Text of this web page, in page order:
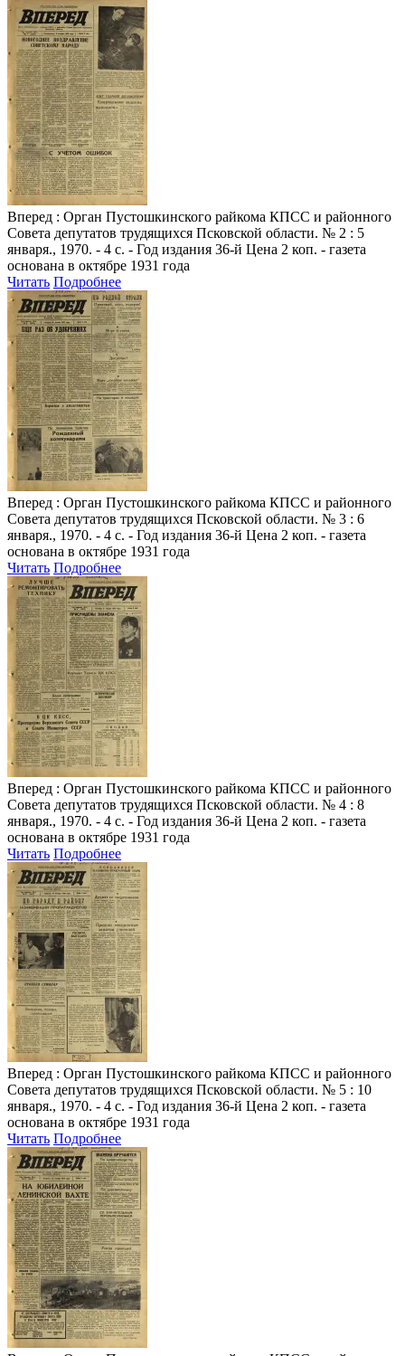
Вперед : Орган Пустошкинского райкома КПСС и районного
Совета депутатов трудящихся Псковской области. № 2 : 5
января., 1970. - 4 с. - Год издания 36-й Цена 2 коп. - газета
основана в октябре 1931 года
Читать Подробнее
Вперед : Орган Пустошкинского райкома КПСС и районного
Совета депутатов трудящихся Псковской области. № 3 : 6
января., 1970. - 4 с. - Год издания 36-й Цена 2 коп. - газета
основана в октябре 1931 года
Читать Подробнее
Вперед : Орган Пустошкинского райкома КПСС и районного
Совета депутатов трудящихся Псковской области. № 4 : 8
января., 1970. - 4 с. - Год издания 36-й Цена 2 коп. - газета
основана в октябре 1931 года
Читать Подробнее
Вперед : Орган Пустошкинского райкома КПСС и районного
Совета депутатов трудящихся Псковской области. № 5 : 10
января., 1970. - 4 с. - Год издания 36-й Цена 2 коп. - газета
основана в октябре 1931 года
Читать Подробнее